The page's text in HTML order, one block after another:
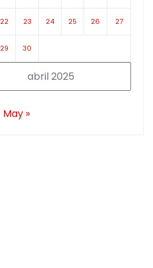
abril 2025
22 23 24 25 26 27
29 30
May »